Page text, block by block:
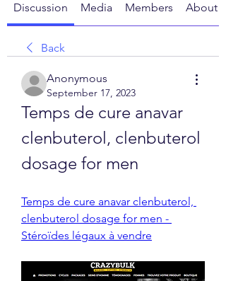
Discussion Media Members About
Back
Anonymous
September 17, 2023
Temps de cure anavar
clenbuterol, clenbuterol
dosage for men
Temps de cure anavar clenbuterol,
clenbuterol dosage for men -
Stéroïdes légaux à vendre